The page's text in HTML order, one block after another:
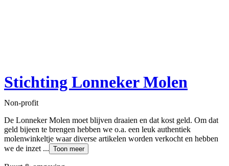
Stichting Lonneker Molen
Non-profit
De Lonneker Molen moet blijven draaien en dat kost geld. Om dat
geld bijeen te brengen hebben we o.a. een leuk authentiek
molenwinkeltje waar diverse artikelen worden verkocht en hebben
we de inzet ... Toon meer